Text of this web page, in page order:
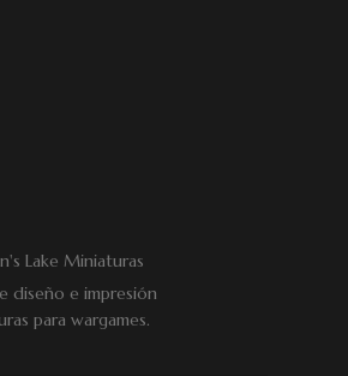
diseño e impresión
para wargames.